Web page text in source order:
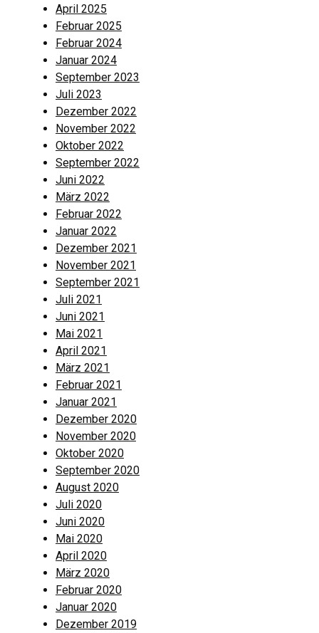
April 2025
Februar 2025
Februar 2024
Januar 2024
September 2023
Juli 2023
Dezember 2022
November 2022
Oktober 2022
September 2022
Juni 2022
März 2022
Februar 2022
Januar 2022
Dezember 2021
November 2021
September 2021
Juli 2021
Juni 2021
Mai 2021
April 2021
März 2021
Februar 2021
Januar 2021
Dezember 2020
November 2020
Oktober 2020
September 2020
August 2020
Juli 2020
Juni 2020
Mai 2020
April 2020
März 2020
Februar 2020
Januar 2020
Dezember 2019